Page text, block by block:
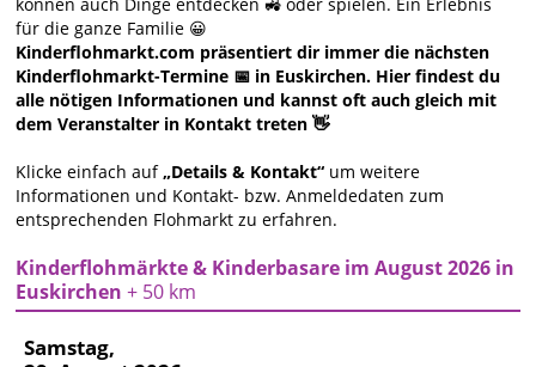
für die ganze Familie 😀
Kinderflohmarkt.com präsentiert dir immer die nächsten
Kinderflohmarkt-Termine 📅 in Euskirchen. Hier findest du
alle nötigen Informationen und kannst oft auch gleich mit
dem Veranstalter in Kontakt treten 👋
Klicke einfach auf„Details & Kontakt“ um weitere
Informationen und Kontakt- bzw. Anmeldedaten zum
entsprechenden Flohmarkt zu erfahren.
Kinderflohmärkte & Kinderbasare im August 2026 in
Euskirchen+ 50 km
Samstag,